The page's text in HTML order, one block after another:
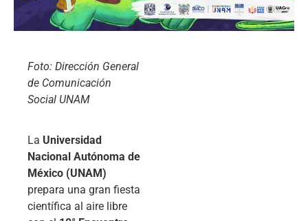
Foto: Dirección General
de Comunicación
Social UNAM
La Universidad
Nacional Autónoma de
México (UNAM)
prepara una gran fiesta
científica al aire libre